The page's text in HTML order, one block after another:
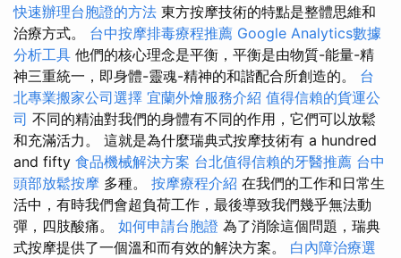
快速辦理台胞證的方法 東方按摩技術的特點是整體思維和
治療方式。 台中按摩排毒療程推薦 Google Analytics數據
分析工具 他們的核心理念是平衡，平衡是由物質-能量-精
神三重統一，即身體-靈魂-精神的和諧配合所創造的。 台
北專業搬家公司選擇 宜蘭外燴服務介紹 值得信賴的貨運公
司 不同的精油對我們的身體有不同的作用，它們可以放鬆
和充滿活力。 這就是為什麼瑞典式按摩技術有 a hundred
and fifty 食品機械解決方案 台北值得信賴的牙醫推薦 台中
頭部放鬆按摩 多種。 按摩療程介紹 在我們的工作和日常生
活中，有時我們會超負荷工作，最後導致我們幾乎無法動
彈，四肢酸痛。 如何申請台胞證 為了消除這個問題，瑞典
式按摩提供了一個溫和而有效的解決方案。 白內障治療選